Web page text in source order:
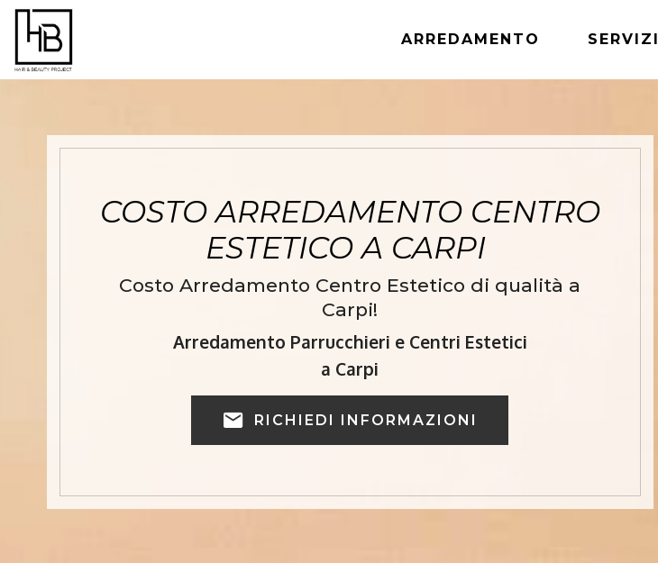
ARREDAMENTO SERVIZI
COSTO ARREDAMENTO CENTRO
ESTETICO A CARPI
Costo Arredamento Centro Estetico di qualità a
Carpi!
Arredamento Parrucchieri e Centri Estetici
a Carpi
RICHIEDI INFORMAZIONI